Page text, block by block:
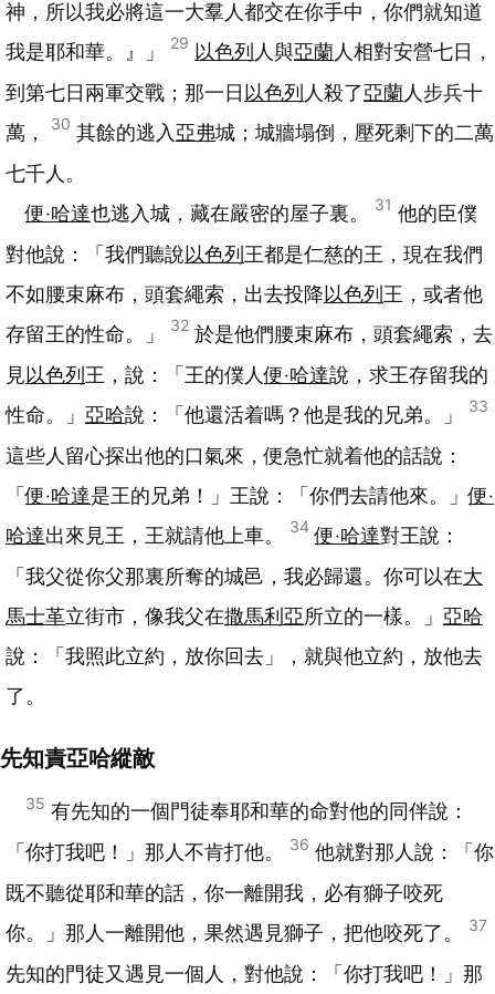
神，所以我必將這一大羣人都交在你手中，你們就知道
我是耶和華。』」
29 以色列 人與亞蘭人相對安營七日，
到第七日兩軍交戰；那一日以色列 人殺了亞蘭人步兵十
萬，
30 其餘的逃入亞弗城；城牆塌倒，壓死剩下的二萬
七千人。
便‧哈達也逃入城，藏在嚴密的屋子裏。 31 他的臣僕
對他說：「我們聽說以色列王都是仁慈的王，現在我們
不如腰束麻布，頭套繩索，出去投降以色列王，或者他
存留王的性命。」
32 於是他們腰束麻布，頭套繩索，去
見以色列王，說：「王的僕人便‧哈達說，求王存留我的
性命。」 亞哈說：「他還活着嗎？他是我的兄弟。」 33
這些人留心探出他的口氣來，便急忙就着他的話說：
「便‧哈達是王的兄弟！」王說：「你們去請他來。」便‧
哈達出來見王，王就請他上車。 34 便‧哈達對王說：
「我父從你父那裏所奪的城邑，我必歸還。你可以在大
馬士革立街市，像我父在撒馬利亞所立的一樣。」 亞哈
說：「我照此立約，放你回去」，就與他立約，放他去
了。
先知責亞哈縱敵
35 有先知的一個門徒奉耶和華的命對他的同伴說：
「你打我吧！」那人不肯打他。
36 他就對那人說：「你
既不聽從耶和華的話，你一離開我，必有獅子咬死
你。」那人一離開他，果然遇見獅子，把他咬死了。
37
先知的門徒又遇見一個人，對他說：「你打我吧！」那